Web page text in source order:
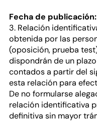
Fecha de
3. Relación
obtenida por las
(oposición, prueba
dispondrán de un
contados a partir del
esta relación para
De no formularse
relación identificativa
definitiva sin mayor